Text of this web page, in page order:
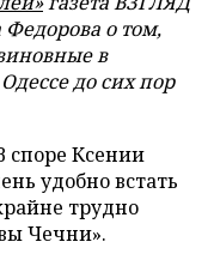
Федорова о том,
в
до сих пор
споре Ксении
удобно встать
трудно
Чечни».